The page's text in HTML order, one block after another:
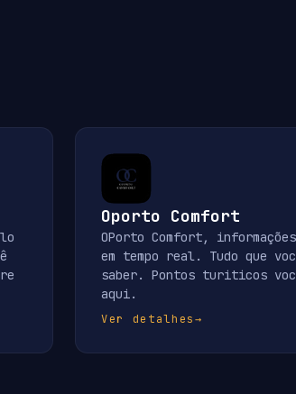
Oporto Comfort
OPorto Comfort,
em tempo real. Tudo que
saber. Pontos turiticos
aqui.
Ver detalhes→